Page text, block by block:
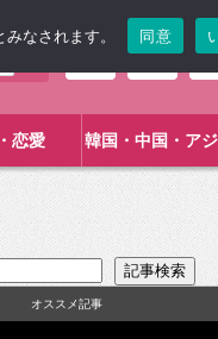
恋愛 韓国・中国・ア
オススメ記事
なされます。 同意